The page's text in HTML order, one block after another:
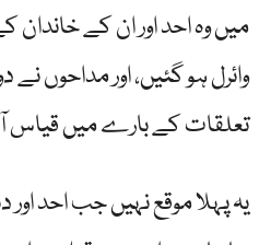
میں وہ احد اور ان کے خاندان
وائرل ہو گئیں، اور مداحوں
تعلقات کے بارے میں قیاس
یہ پہلا موقع نہیں جب احد اور